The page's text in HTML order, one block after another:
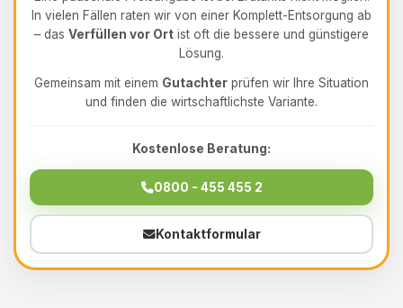
In vielen Fällen raten wir von einer Komplett-Entsorgung ab
– das Verfüllen vor Ort ist oft die bessere und günstigere
Lösung.
Gemeinsam mit einem Gutachter prüfen wir Ihre Situation
und finden die wirtschaftlichste Variante.
Kostenlose Beratung:
0800 - 455 455 2
Kontaktformular